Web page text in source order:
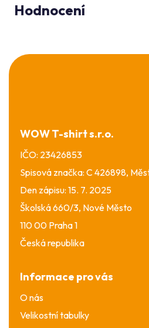
Hodnocení
Z
á
WOW T-shirt s.r.o.
IČO: 23426853
Spisová značka: C 426898,
Den zápisu: 15. 7. 2025
Školská 660/3, Nové Město
110 00 Praha 1
Česká republika
Informace pro vás
O nás
Velikostní tabulky